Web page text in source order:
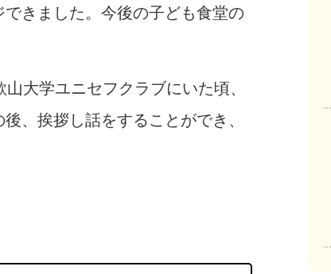
きました。今後の子ども食堂の
大学ユニセフクラブにいた頃、
、挨拶し話をすることができ、